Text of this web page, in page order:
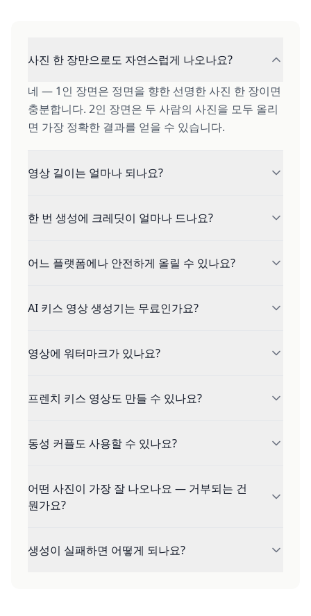
사진 한 장만으로도 자연스럽게 나오나요?
네 — 1인 장면은 정면을 향한 선명한 사진 한 장이면
충분합니다. 2인 장면은 두 사람의 사진을 모두 올리
면 가장 정확한 결과를 얻을 수 있습니다.
영상 길이는 얼마나 되나요?
10초, 15초 중 선택할 수 있습니다.
한 번 생성에 크레딧이 얼마나 드나요?
50크레딧입니다. 무료 계정에는 매일 80크레딧이 지
어느 플랫폼에나 안전하게 올릴 수 있나요?
Instagram, TikTok, YouTube Shorts 등에 안심하고
AI 키스 영상 생성기는 무료인가요?
영상은 25크레딧이면 되므로, 하루 최대 3개까지 무
다.
영상에 워터마크가 있나요?
마크 없는 영상을 받아 Instagram, TikTok,
프렌치 키스 영상도 만들 수 있나요?
은 눈, 슬로모션, 클로즈업으로 로맨스를 표현하면서
동성 커플도 사용할 수 있나요?
니다 — 동성 커플 포함. 사진 두 장을 올리고 장면을
고르세요.
어떤 사진이 가장 잘 나오나요 — 거부되는 건
뭔가요?
다. 선글라스, 마스크, 짙은 그림자, 단체 사진은 품질
생성이 실패하면 어떻게 되나요?